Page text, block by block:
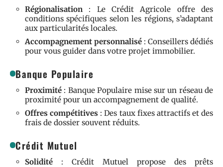
Régionalisation : Le Crédit Agricole offre des
conditions spécifiques selon les régions, s’adaptant
aux particularités locales.
Accompagnement personnalisé : Conseillers dédiés
pour vous guider dans votre projet immobilier.
Banque Populaire
Proximité : Banque Populaire mise sur un réseau de
proximité pour un accompagnement de qualité.
Offres compétitives : Des taux fixes attractifs et des
frais de dossier souvent réduits.
Crédit Mutuel
Solidité : Crédit Mutuel propose des prêts